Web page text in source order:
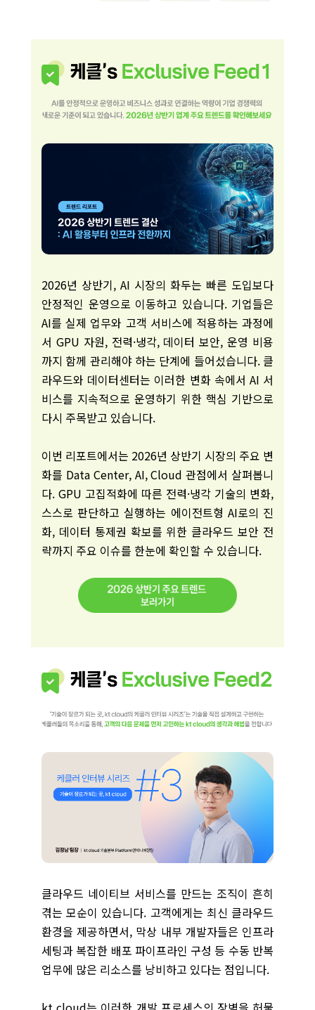
2026년 상반기, AI 시장의 화두는 빠른 도입보다
안정적인 운영으로 이동하고 있습니다. 기업들은
AI를 실제 업무와 고객 서비스에 적용하는 과정에
서 GPU 자원, 전력·냉각, 데이터 보안, 운영 비용
까지 함께 관리해야 하는 단계에 들어섰습니다. 클
라우드와 데이터센터는 이러한 변화 속에서 AI 서
비스를 지속적으로 운영하기 위한 핵심 기반으로
다시 주목받고 있습니다.
이번 리포트에서는 2026년 상반기 시장의 주요 변
화를 Data Center, AI, Cloud 관점에서 살펴봅니
다. GPU 고집적화에 따른 전력·냉각 기술의 변화,
스스로 판단하고 실행하는 에이전트형 AI로의 진
화, 데이터 통제권 확보를 위한 클라우드 보안 전
략까지 주요 이슈를 한눈에 확인할 수 있습니다.
클라우드 네이티브 서비스를 만드는 조직이 흔히
겪는 모순이 있습니다. 고객에게는 최신 클라우드
환경을 제공하면서, 막상 내부 개발자들은 인프라
세팅과 복잡한 배포 파이프라인 구성 등 수동 반복
업무에 많은 리소스를 낭비하고 있다는 점입니다.